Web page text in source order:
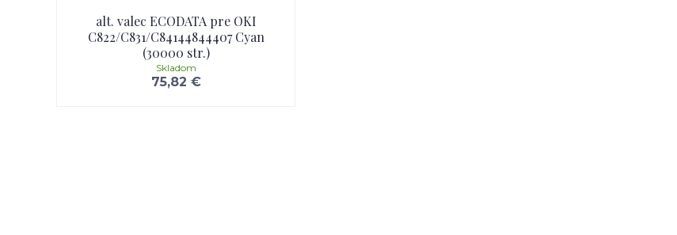
alt. valec ECODATA pre OKI
C822/C831/C84144844407 Cyan
(30000 str.)
75,82 €
Skladom